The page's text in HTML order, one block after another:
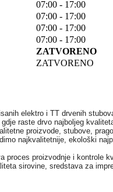
07:00 - 17:00
07:00 - 17:00
07:00 - 17:00
07:00 - 17:00
ZATVORENO
ZATVORENO
elektro i TT drvenih
raste drvo najboljeg
proizvode, stubove,
najkvalitetnije, ekološki
proizvodnje i
sirovine, sredstava za